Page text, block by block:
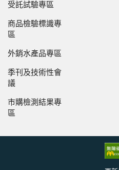
受託試驗專區
商品檢驗標識專
區
外銷水產品專區
季刊及技術性會
議
市購檢測結果專
區